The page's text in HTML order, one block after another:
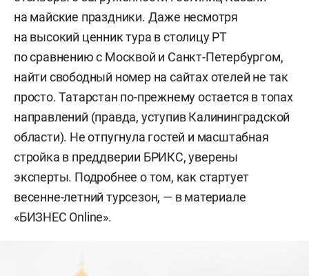
на майские праздники. Даже несмотря
на высокий ценник тура в столицу РТ
по сравнению с Москвой и Санкт-Петербургом,
найти свободный номер на сайтах отелей не так
просто. Татарстан по-прежнему остается в топах
направлений (правда, уступив Калининградской
области). Не отпугнула гостей и масштабная
стройка в преддверии БРИКС, уверены
эксперты. Подробнее о том, как стартует
весенне-летний турсезон, — в материале
«БИЗНЕС Online».